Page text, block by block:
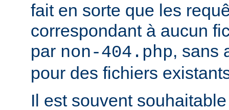
fait en sorte que les
correspondant à aucun
par non-404.php, sans
pour des fichiers
Il est souvent